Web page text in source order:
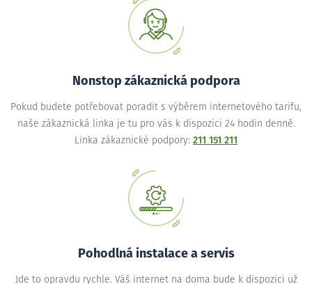
Nonstop zákaznická podpora
Pokud budete potřebovat poradit s výběrem internetového tarifu,
naše zákaznická linka je tu pro vás k dispozici 24 hodin denně.
Linka zákaznické podpory: 211 151 211
Pohodlná instalace a servis
Jde to opravdu rychle. Váš internet na doma bude k dispozici už